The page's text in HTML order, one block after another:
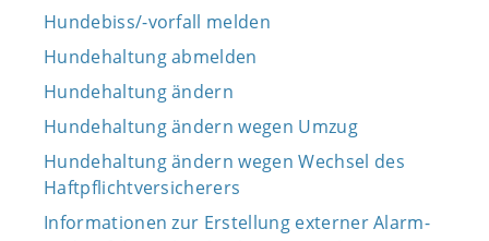
Hundebiss/-vorfall melden
Hundehaltung abmelden
Hundehaltung ändern
Hundehaltung ändern wegen Umzug
Hundehaltung ändern wegen Wechsel des
Haftpflichtversicherers
Informationen zur Erstellung externer Alarm-